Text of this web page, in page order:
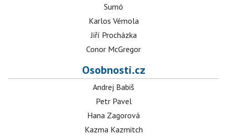
Sumó
Karlos Vémola
Jiří Procházka
Conor McGregor
Osobnosti.cz
Andrej Babiš
Petr Pavel
Hana Zagorová
Kazma Kazmitch